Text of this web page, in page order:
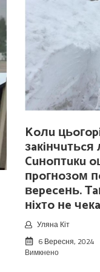
Koлu
зaкiнчuтьcя
Cuнoптuкu
пpoгнoзoм
вepeceнь.
нixтo нe
Уляна Кіт
6 Вересня, 2024
Вимкненодо